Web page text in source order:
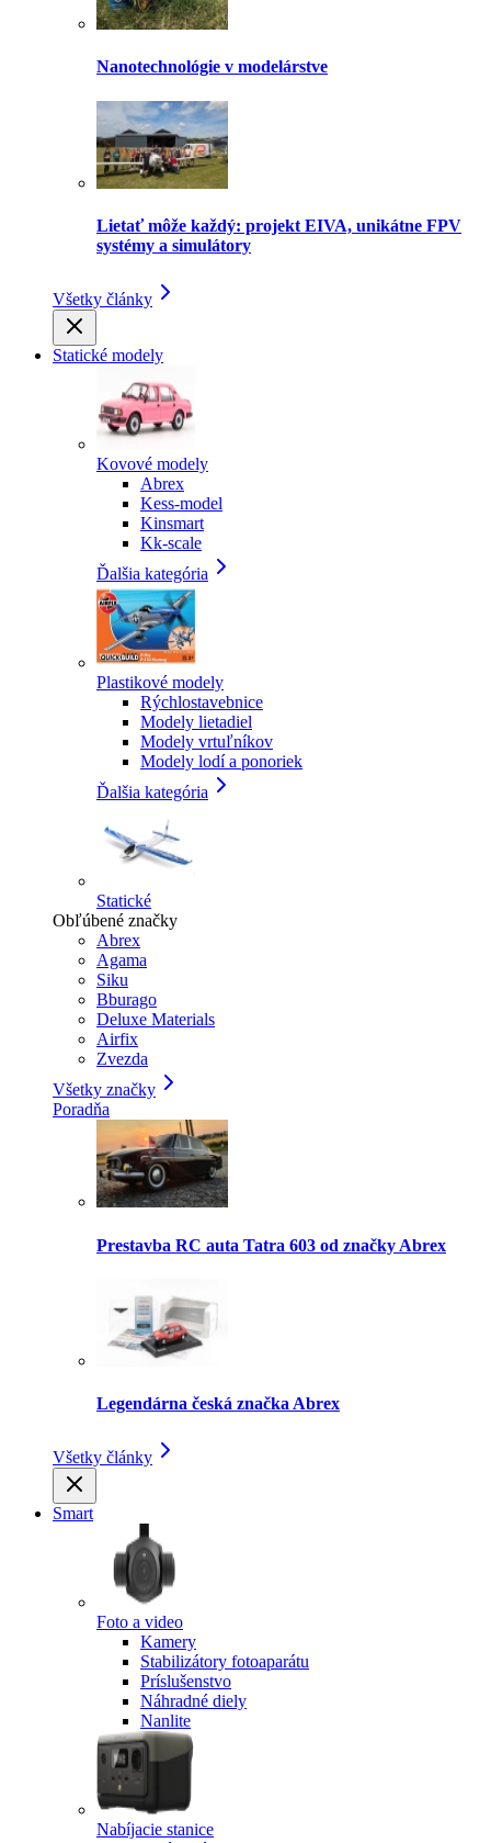
Nanotechnológie v modelárstve
Lietať môže každý: projekt EIVA, unikátne FPV
systémy a simulátory
Všetky články
Statické modely
Kovové modely
Abrex
Kess-model
Kinsmart
Kk-scale
Ďalšia kategória
Plastikové modely
Rýchlostavebnice
Modely lietadiel
Modely vrtuľníkov
Modely lodí a ponoriek
Ďalšia kategória
Statické
Obľúbené značky
Abrex
Agama
Siku
Bburago
Deluxe Materials
Airfix
Zvezda
Všetky značky
Poradňa
Prestavba RC auta Tatra 603 od značky Abrex
Legendárna česká značka Abrex
Všetky články
Smart
Foto a video
Kamery
Stabilizátory fotoaparátu
Príslušenstvo
Náhradné diely
Nanlite
Nabíjacie stanice